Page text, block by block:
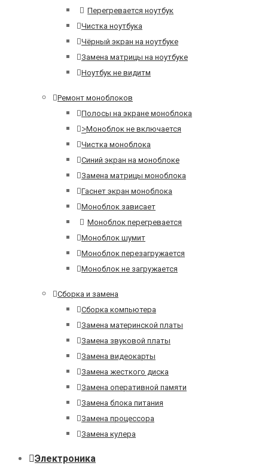
Перегревается ноутбук
Чистка ноутбука
Чёрный экран на ноутбуке
Замена матрицы на ноутбуке
Ноутбук не видитм
Ремонт моноблоков
Полосы на экране моноблока
>Моноблок не включается
Чистка моноблока
Синий экран на моноблоке
Замена матрицы моноблока
Гаснет экран моноблока
Моноблок зависает
Моноблок перегревается
Моноблок шумит
Моноблок перезагружается
Моноблок не загружается
Сборка и замена
Сборка компьютера
Замена материнской платы
Замена звуковой платы
Замена видеокарты
Замена жесткого диска
Замена оперативной памяти
Замена блока питания
Замена процессора
Замена кулера
Электроника